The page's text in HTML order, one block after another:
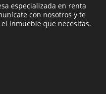
especializada en renta
con nosotros y te
inmueble que necesitas.